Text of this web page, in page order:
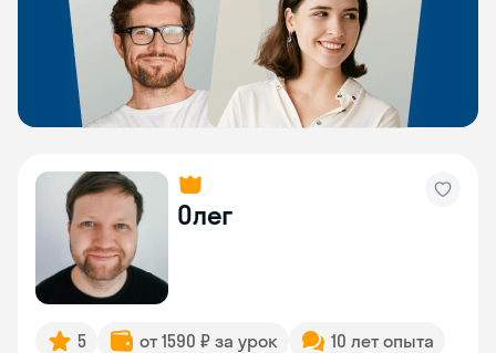
Олег
5 от 1590 ₽ за урок
10 лет опыта